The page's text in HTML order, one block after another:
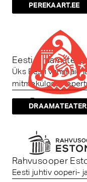
PEREKAART.EE
Eesti
Üks Eesti vanimaid
mitmekülgset
Rahvusooper
Eesti juhtiv ooperi-